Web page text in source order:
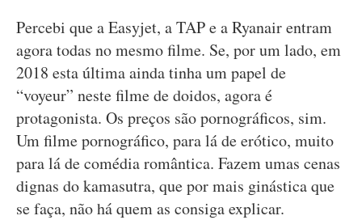
Percebi que a Easyjet, a TAP e a Ryanair entram
agora todas no mesmo filme. Se, por um lado, em
2018 esta última ainda tinha um papel de
“voyeur” neste filme de doidos, agora é
protagonista. Os preços são pornográficos, sim.
Um filme pornográfico, para lá de erótico, muito
para lá de comédia romântica. Fazem umas cenas
dignas do kamasutra, que por mais ginástica que
se faça, não há quem as consiga explicar.